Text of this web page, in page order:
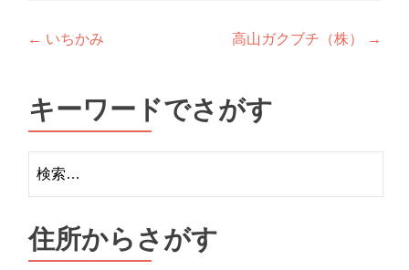
Post
← いちかみ 高山ガクブチ（株） →
キーワードでさがす
索:
住所からさがす